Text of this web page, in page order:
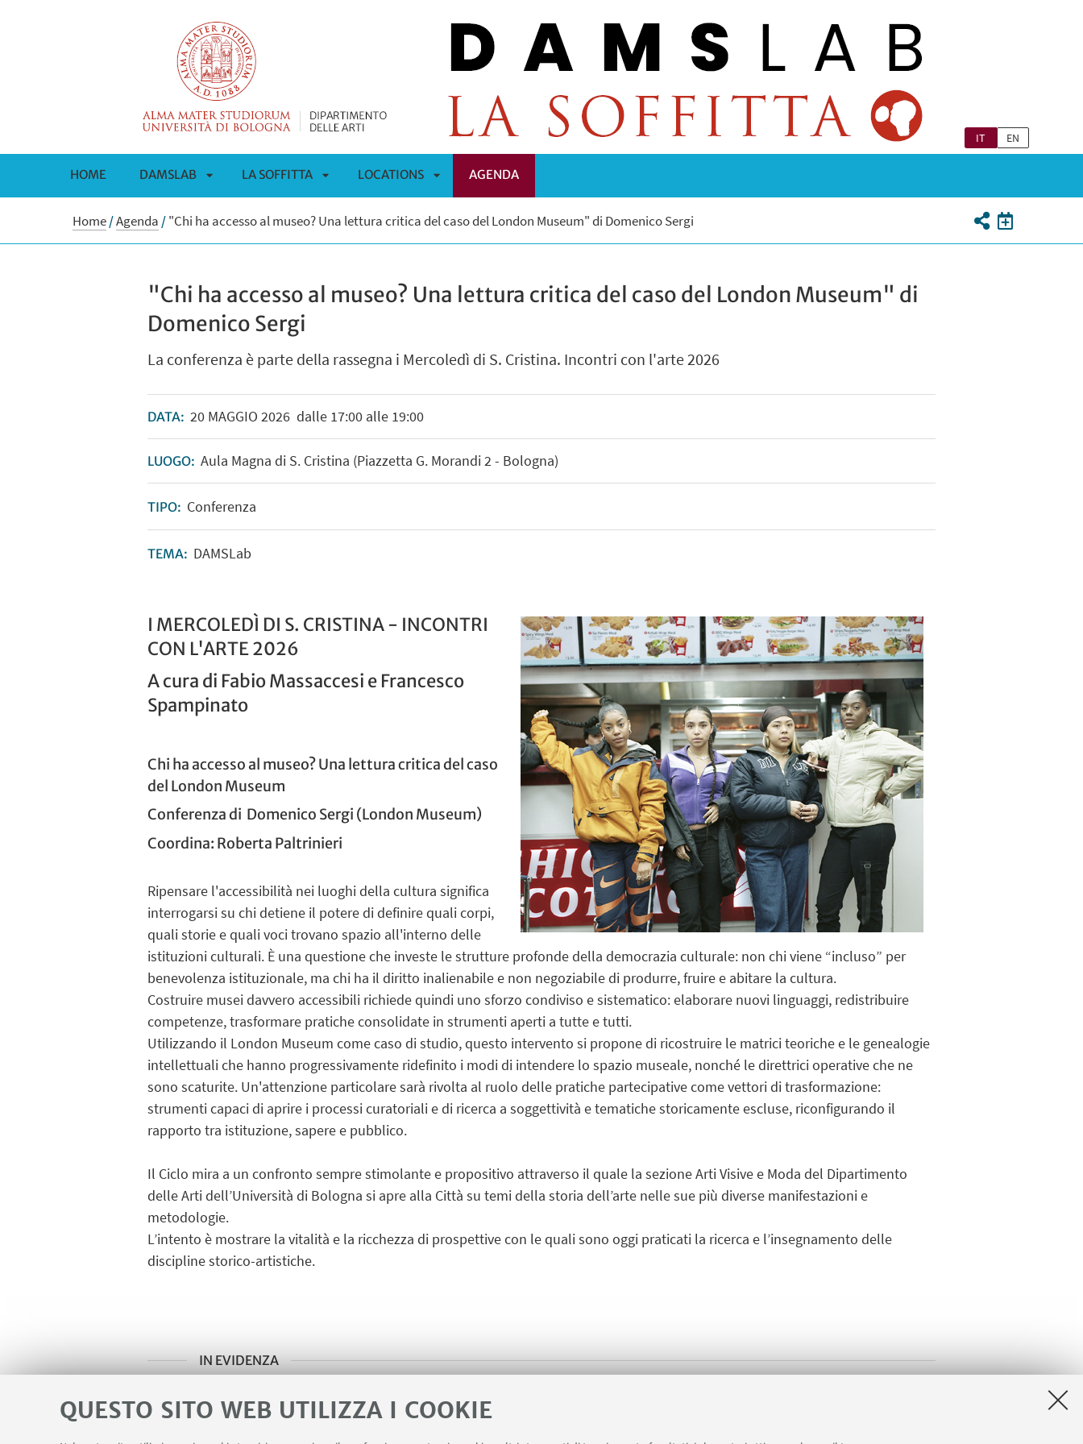
QUESTO SITO WEB UTILIZZA I COOKIE
IT EN
HOME DAMSLAB
APRI
LA SOFFITTA
APRI
LOCATIONS
APRI
AGENDA
Home/Agenda /"Chi ha accesso al museo? Una lettura critica del caso del London Museum" di Domenico Sergi
"Chi ha accesso al museo? Una lettura critica del caso del London Museum" di
Domenico Sergi
La conferenza è parte della rassegna i Mercoledì di S. Cristina. Incontri con l'arte 2026
DATA: 20MAGGIO 2026dalle 17:00 alle 19:00
LUOGO: Aula Magna di S. Cristina (Piazzetta G. Morandi 2 - Bologna)
TIPO: Conferenza
TEMA: DAMSLab
I MERCOLEDÌ DI S. CRISTINA - INCONTRI
CON L'ARTE 2026
A cura di Fabio Massaccesi e Francesco
Spampinato
Chi ha accesso al museo? Una lettura critica del caso
del London Museum
Conferenza di Domenico Sergi (London Museum)
Coordina: Roberta Paltrinieri
Ripensare l'accessibilità nei luoghi della cultura significa
interrogarsi su chi detiene il potere di definire quali corpi,
quali storie e quali voci trovano spazio all'interno delle
istituzioni culturali. È una questione che investe le strutture profonde della democrazia culturale: non chi viene “incluso” per
benevolenza istituzionale, ma chi ha il diritto inalienabile e non negoziabile di produrre, fruire e abitare la cultura.
Costruire musei davvero accessibili richiede quindi uno sforzo condiviso e sistematico: elaborare nuovi linguaggi, redistribuire
competenze, trasformare pratiche consolidate in strumenti aperti a tutte e tutti.
Utilizzando il London Museum come caso di studio, questo intervento si propone di ricostruire le matrici teoriche e le genealogie
intellettuali che hanno progressivamente ridefinito i modi di intendere lo spazio museale, nonché le direttrici operative che ne
sono scaturite. Un'attenzione particolare sarà rivolta al ruolo delle pratiche partecipative come vettori di trasformazione:
strumenti capaci di aprire i processi curatoriali e di ricerca a soggettività e tematiche storicamente escluse, riconfigurando il
rapporto tra istituzione, sapere e pubblico.
Il Ciclo mira a un confronto sempre stimolante e propositivo attraverso il quale la sezione Arti Visive e Moda del Dipartimento
delle Arti dell’Università di Bologna si apre alla Città su temi della storia dell’arte nelle sue più diverse manifestazioni e
metodologie.
L’intento è mostrare la vitalità e la ricchezza di prospettive con le quali sono oggi praticati la ricerca e l’insegnamento delle
discipline storico-artistiche.
IN EVIDENZA